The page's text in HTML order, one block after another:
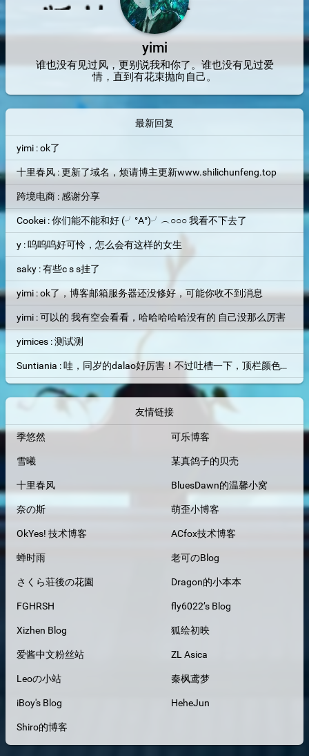
yimi
谁也没有见过风，更别说我和你了。谁也没有见过爱
情，直到有花束抛向自己。
最新回复
yimi : ok了
十里春风 : 更新了域名，烦请博主更新www.shilichunfeng.top
跨境电商 : 感谢分享
Cookei : 你们能不能和好 (╯°A°)╯︵○○○ 我看不下去了
y : 呜呜呜好可怜，怎么会有这样的女生
saky : 有些c s s挂了
yimi : ok了，博客邮箱服务器还没修好，可能你收不到消息
yimi : 可以的 我有空会看看，哈哈哈哈哈没有的 自己没那么厉害
yimices : 测试测
Suntiania : 哇，同岁的dalao好厉害！不过吐槽一下，顶栏颜色和背景图片融为一体了，找了半天搜索框才找到位置=。=
友情链接
季悠然 可乐博客
雪曦 某真鸽子的贝壳
十里春风 BluesDawn的温馨小窝
奈の斯 萌歪小博客
OkYes! 技术博客 ACfox技术博客
蝉时雨 老可のBlog
さくら荘後の花園 Dragon的小本本
FGHRSH fly6022’s Blog
Xizhen Blog 狐绘初映
爱酱中文粉丝站 ZL Asica
Leoの小站 秦枫鸢梦
iBoy's Blog HeheJun
Shiro的博客